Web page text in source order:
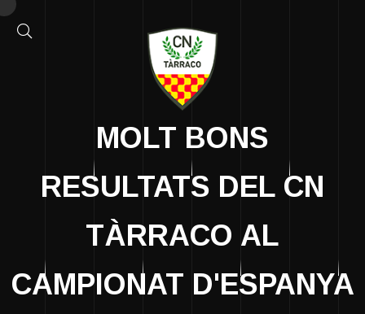
MOLT BONS
RESULTATS DEL CN
TÀRRACO AL
CAMPIONAT D'ESPANYA